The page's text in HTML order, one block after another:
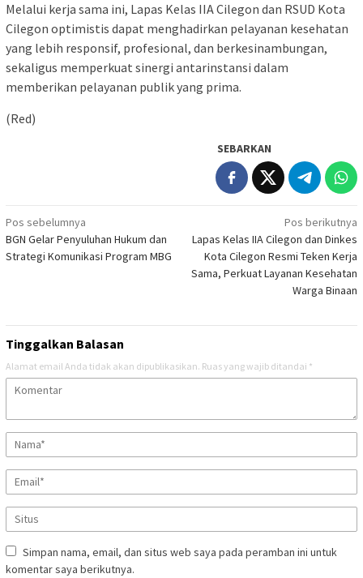
Melalui kerja sama ini, Lapas Kelas IIA Cilegon dan RSUD Kota
Cilegon optimistis dapat menghadirkan pelayanan kesehatan
yang lebih responsif, profesional, dan berkesinambungan,
sekaligus memperkuat sinergi antarinstansi dalam
memberikan pelayanan publik yang prima.
(Red)
SEBARKAN
Navigasi
pos
Pos sebelumnya
BGN Gelar Penyuluhan Hukum dan
Strategi Komunikasi Program MBG
Pos berikutnya
Lapas Kelas IIA Cilegon dan Dinkes
Kota Cilegon Resmi Teken Kerja
Sama, Perkuat Layanan Kesehatan
Warga Binaan
Tinggalkan Balasan
Alamat email Anda tidak akan dipublikasikan. Ruas yang wajib ditandai *
Simpan nama, email, dan situs web saya pada peramban ini untuk
komentar saya berikutnya.